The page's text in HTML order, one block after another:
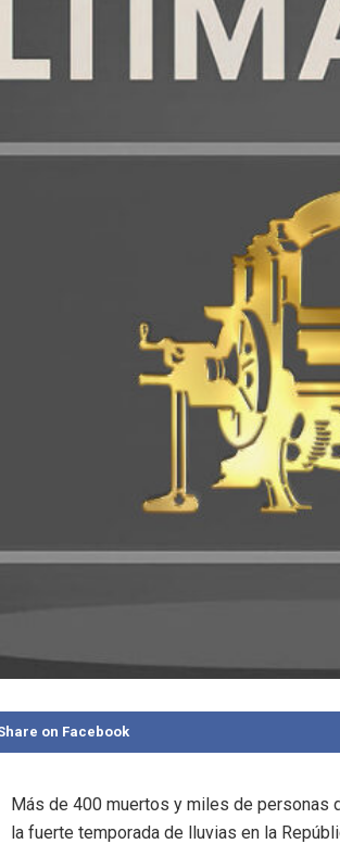
on Facebook
Más de 400 muertos y miles de personas
la fuerte temporada de lluvias en la